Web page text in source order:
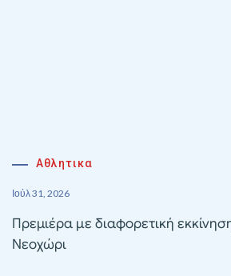
Αθλητικα
Ιούλ 31, 2026
Πρεμιέρα με διαφορετική
Νεοχώρι